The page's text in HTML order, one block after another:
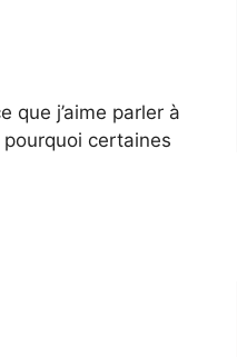
que j’aime parler à
certaines